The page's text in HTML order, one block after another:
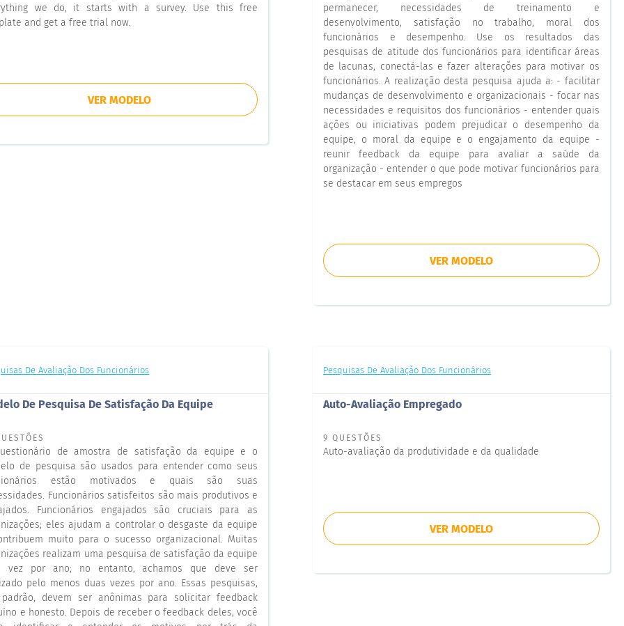
we do, it starts with a survey. Use this free
and get a free trial now.
VER MODELO
permanecer, necessidades de treinamento e
desenvolvimento, satisfação no trabalho, moral dos
funcionários e desempenho. Use os resultados das
pesquisas de atitude dos funcionários para identificar áreas
de lacunas, conectá-las e fazer alterações para motivar os
funcionários. A realização desta pesquisa ajuda a: - facilitar
mudanças de desenvolvimento e organizacionais - focar nas
necessidades e requisitos dos funcionários - entender quais
ações ou iniciativas podem prejudicar o desempenho da
equipe, o moral da equipe e o engajamento da equipe -
reunir feedback da equipe para avaliar a saúde da
organização - entender o que pode motivar funcionários para
se destacar em seus empregos
VER MODELO
De Avaliação Dos Funcionários
De Pesquisa De Satisfação Da Equipe
de amostra de satisfação da equipe e o
de pesquisa são usados para entender como seus
estão motivados e quais são suas
Funcionários satisfeitos são mais produtivos e
Funcionários engajados são cruciais para as
eles ajudam a controlar o desgaste da equipe
muito para o sucesso organizacional. Muitas
realizam uma pesquisa de satisfação da equipe
vez por ano; no entanto, achamos que deve ser
pelo menos duas vezes por ano. Essas pesquisas,
devem ser anônimas para solicitar feedback
e honesto. Depois de receber o feedback deles, você
Pesquisas De Avaliação Dos Funcionários
Auto-Avaliação Empregado
9 QUESTÕES
Auto-avaliação da produtividade e da qualidade
VER MODELO